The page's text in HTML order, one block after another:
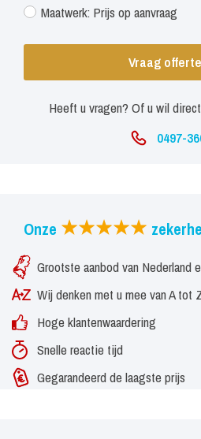
Maatwerk: Prijs op aanvraag
Vraag
Heeft u vragen? Of u wil
0497-
Onze
Grootste aanbod van Nederland
Wij denken met u mee van A tot
Hoge klantenwaardering
Snelle reactie tijd
Gegarandeerd de laagste prijs